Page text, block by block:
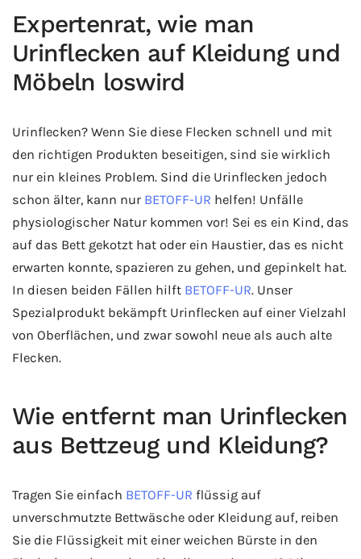
für
=
9,20
(versandkostenfrei)
Menge
Expertenrat, wie man
Urinflecken auf Kleidung und
Möbeln loswird
Urinflecken? Wenn Sie diese Flecken schnell und mit
den richtigen Produkten beseitigen, sind sie wirklich
nur ein kleines Problem. Sind die Urinflecken jedoch
schon älter, kann nur BETOFF-UR helfen! Unfälle
physiologischer Natur kommen vor! Sei es ein Kind, das
auf das Bett gekotzt hat oder ein Haustier, das es nicht
erwarten konnte, spazieren zu gehen, und gepinkelt hat.
In diesen beiden Fällen hilft BETOFF-UR. Unser
Spezialprodukt bekämpft Urinflecken auf einer Vielzahl
von Oberflächen, und zwar sowohl neue als auch alte
Flecken.
Wie entfernt man Urinflecken
aus Bettzeug und Kleidung?
Tragen Sie einfach BETOFF-UR flüssig auf
unverschmutzte Bettwäsche oder Kleidung auf, reiben
Sie die Flüssigkeit mit einer weichen Bürste in den